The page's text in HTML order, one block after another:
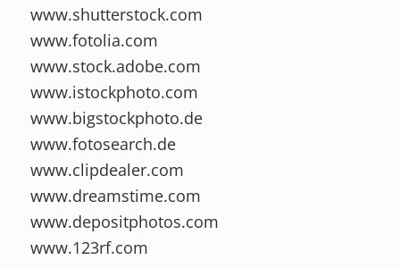
www.shutterstock.com
www.fotolia.com
www.stock.adobe.com
www.istockphoto.com
www.bigstockphoto.de
www.fotosearch.de
www.clipdealer.com
www.dreamstime.com
www.depositphotos.com
www.123rf.com